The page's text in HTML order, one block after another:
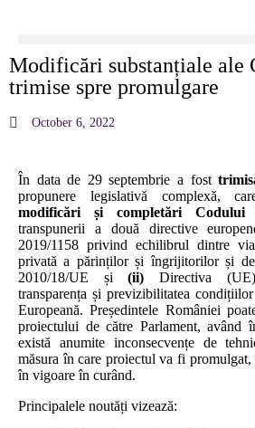
Modificări substanțiale ale
trimise spre promulgare
October 6, 2022
În data de 29 septembrie a fost
propunere legislativă complexă,
modificări și completări Codului
transpunerii a două directive
2019/1158 privind echilibrul dintre
privată a părinților și îngrijitorilor și
2010/18/UE și(ii) Directiva
transparența și previzibilitatea
Europeană. Președintele României
proiectului de către Parlament, având
există anumite inconsecvențe de
măsura în care proiectul va fi promulgat,
în vigoare în curând.
Principalele noutăți vizează: